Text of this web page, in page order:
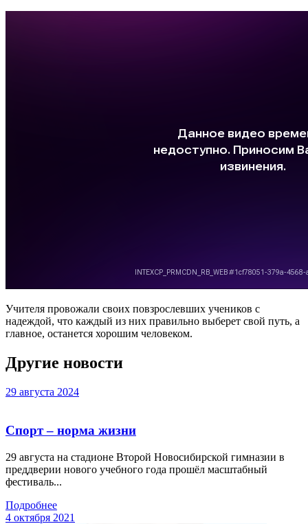
Учителя провожали своих повзрослевших учеников с
надеждой, что каждый из них правильно выберет свой путь, а
главное, останется хорошим человеком.
Другие новости
29 августа 2024
Спорт – норма жизни
29 августа на стадионе Второй Новосибирской гимназии в
преддверии нового учебного года прошёл масштабный
фестиваль...
Подробнее
4 октября 2021